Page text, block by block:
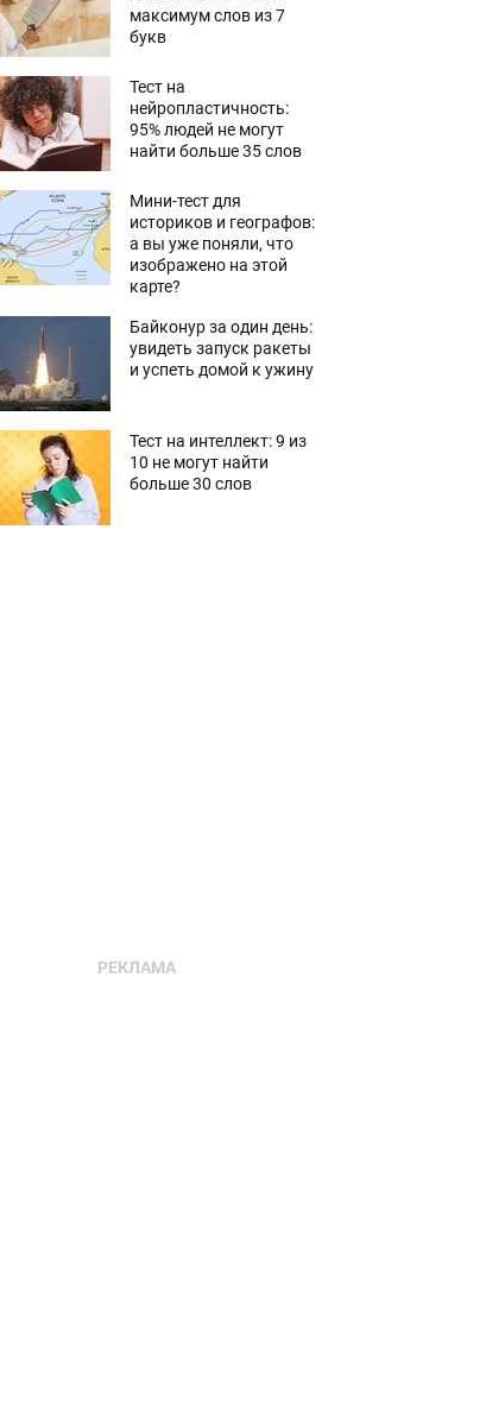
максимум слов из 7
букв
Тест на
нейропластичность:
95% людей не могут
найти больше 35 слов
Мини-тест для
историков и географов:
а вы уже поняли, что
изображено на этой
карте?
Байконур за один день:
увидеть запуск ракеты
и успеть домой к ужину
Тест на интеллект: 9 из
10 не могут найти
больше 30 слов